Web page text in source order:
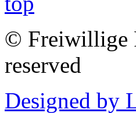
© Freiwillige
reserved
Designed by